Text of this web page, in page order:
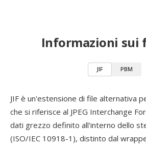
Informazioni sui
JIF PBM
JIF è un'estensione di file alternativa
che si riferisce al JPEG Interchange
dati grezzo definito all'interno dello
(ISO/IEC 10918-1), distinto dal